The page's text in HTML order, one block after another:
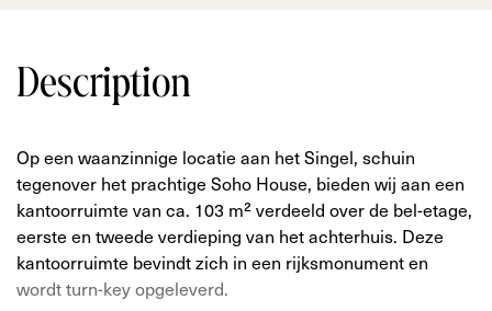
Description
Op een waanzinnige locatie aan het Singel, schuin
tegenover het prachtige Soho House, bieden wij aan een
kantoorruimte van ca. 103 m² verdeeld over de bel-etage,
eerste en tweede verdieping van het achterhuis. Deze
kantoorruimte bevindt zich in een rijksmonument en
wordt turn-key opgeleverd.